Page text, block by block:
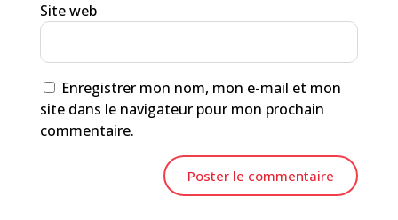
Site web
Enregistrer mon nom, mon e-mail et mon
site dans le navigateur pour mon prochain
commentaire.